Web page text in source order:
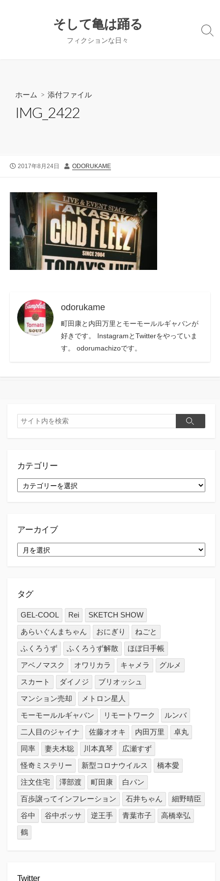
そして亀は踊る
フィクションな日々
検
ホーム > 添付ファイル
IMG_2422
公
2017年8月24日
投
ODORUKAME
odorukame
町田康と内田万里とモーモールルギャバンが
好きです。 InstagramとTwitterをやっていま
す。 odorumachizoです。
検
索
検
カテゴリー
テ
アーカイブ
ー
タグ
GEL-COOL Rei
SKETCH SHOW
あらいぐんまちゃん
おにぎり
ねごと
ふくろうず
ふくろうず解散
ほぼ日手帳
アベノマスク
オワリカラ キャメラ
グルメ
スカート
ダイノジ
ブリオッシュ
マンション売却
メトロン星人
モーモールルギャバン
リモートワーク
ルンバ
二人目のジャイナ
佐藤オオキ 内田万里
卓丸
同率
妻夫木聡 川本真琴
広瀬すず
怪奇ミステリー
新型コロナウイルス
橋本愛
注文住宅
澤部渡 町田康
白パン
百歩譲ってインフレーション
石井ちゃん
細野晴臣
谷中
谷中ボッサ 逆王手 青葉市子
高橋幸弘
鶴
Twitter